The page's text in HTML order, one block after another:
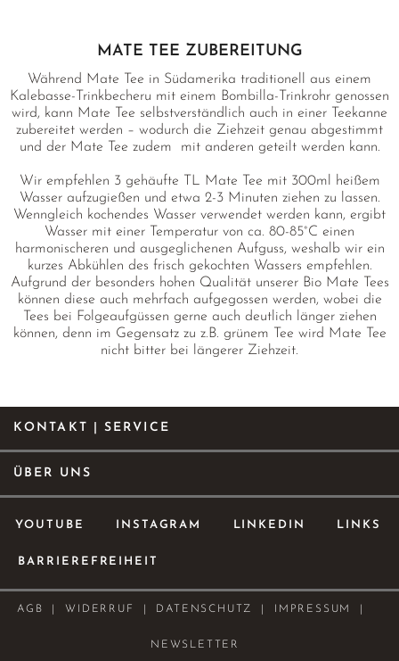
MATE TEE ZUBEREITUNG
Während Mate Tee in Südamerika traditionell aus einem
Kalebasse-Trinkbecheru mit einem Bombilla-Trinkrohr genossen
wird, kann Mate Tee selbstverständlich auch in einer Teekanne
zubereitet werden – wodurch die Ziehzeit genau abgestimmt
und der Mate Tee zudem mit anderen geteilt werden kann.
Wir empfehlen 3 gehäufte TL Mate Tee mit 300ml heißem
Wasser aufzugießen und etwa 2-3 Minuten ziehen zu lassen.
Wenngleich kochendes Wasser verwendet werden kann, ergibt
Wasser mit einer Temperatur von ca. 80-85°C einen
harmonischeren und ausgeglichenen Aufguss, weshalb wir ein
kurzes Abkühlen des frisch gekochten Wassers empfehlen.
Aufgrund der besonders hohen Qualität unserer Bio Mate Tees
können diese auch mehrfach aufgegossen werden, wobei die
Tees bei Folgeaufgüssen gerne auch deutlich länger ziehen
können, denn im Gegensatz zu z.B. grünem Tee wird Mate Tee
nicht bitter bei längerer Ziehzeit.
KONTAKT | SERVICE
AGB WIDERRUF DATENSCHUTZ IMPRESSUM
NEWSLETTER
ÜBER UNS
YOUTUBE INSTAGRAM LINKEDIN LINKS
BARRIEREFREIHEIT